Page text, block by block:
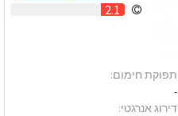
2.1
תפוקת חימום:
-
דירוג אנרגטי: